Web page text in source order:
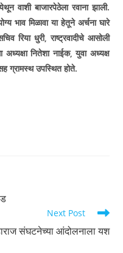
वाशी बाजारपेठेला रवाना झाली.
भाव मिळावा या हेतूने अर्चना घारे
रिया धुरी,राष्ट्रवादीचे आसोली
अध्यक्षा नितेशा नाईक,युवा अध्यक्ष
ग्रामस्थ उपस्थित होते.
Next Post
संघटनेच्या आंदोलनाला यश